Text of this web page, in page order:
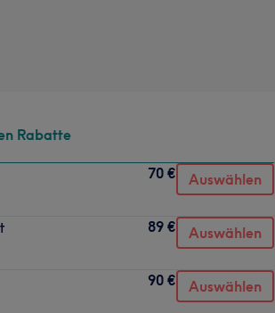
Rabatte
70 € Auswählen
89 € Auswählen
90 € Auswählen